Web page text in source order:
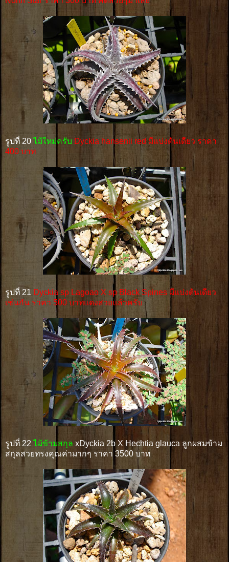
รูปที่ 20ไม้ใหม่ครับ Dyckia hansenii red มีแบ่งต้นเดียว ราคา
400 บาท
รูปที่ 21 Dyckia sp Lagoao X sp Black Spines มีแบ่งต้นเดียว
เช่นกัน ราคา 500 บาทแดงสวยแล้วครับ
รูปที่ 22ไม้ข้ามสกุล xDyckia 2b X Hechtia glauca ลูกผสมข้าม
สกุลสวยทรงคุณค่ามากๆ ราคา 3500 บาท